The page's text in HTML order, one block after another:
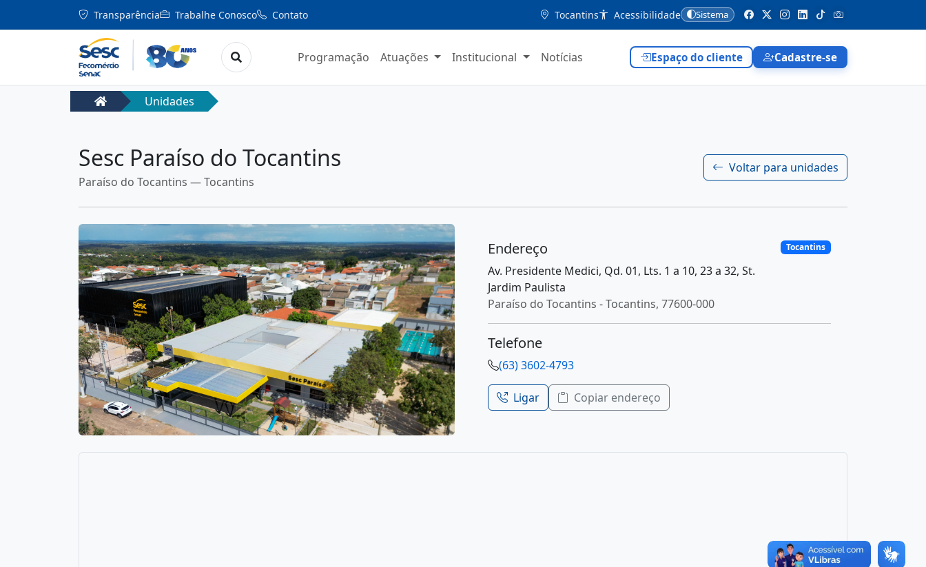
Transparência Trabalhe Conosco Contato Tocantins Acessibilidade Sistema
Programação Atuações Institucional Notícias Espaço do cliente Cadastre-se
Unidades
Sesc Paraíso do Tocantins
Paraíso do Tocantins — Tocantins
Voltar para unidades
Endereço
Av. Presidente Medici, Qd. 01, Lts. 1 a 10, 23 a 32, St.
Jardim Paulista
Paraíso do Tocantins - Tocantins, 77600-000
Tocantins
Telefone
(63) 3602-4793
Ligar Copiar endereço